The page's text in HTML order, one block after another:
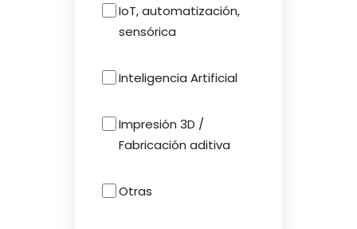
IoT, automatización,
sensórica
Inteligencia Artificial
Impresión 3D /
Fabricación aditiva
Otras